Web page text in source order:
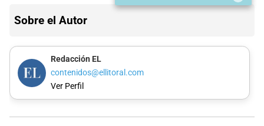
Sobre el Autor
Redacción EL
contenidos@ellitoral.com
Ver Perfil